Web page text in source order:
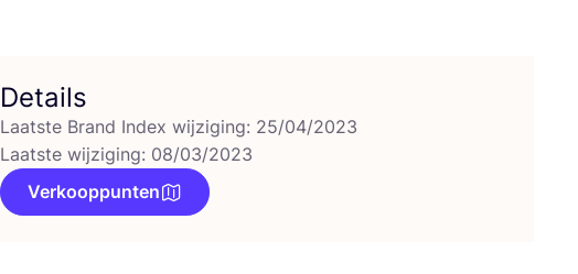
Details
Laatste Brand Index wijziging: 25/04/2023
Laatste wijziging: 08/03/2023
Verkooppunten